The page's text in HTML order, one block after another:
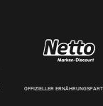
OFFIZIELLER